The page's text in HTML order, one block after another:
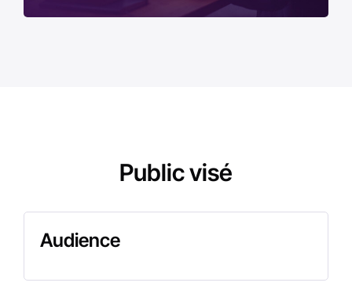
Public visé
Audience